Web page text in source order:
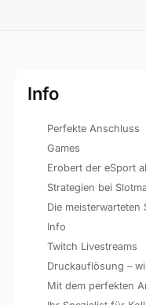
Info
Perfekte Anschluss
Games
Erobert der eSport
Strategien bei
Die meisterwarteten
Info
Twitch Livestreams
Druckauflösung –
Mit dem perfekten